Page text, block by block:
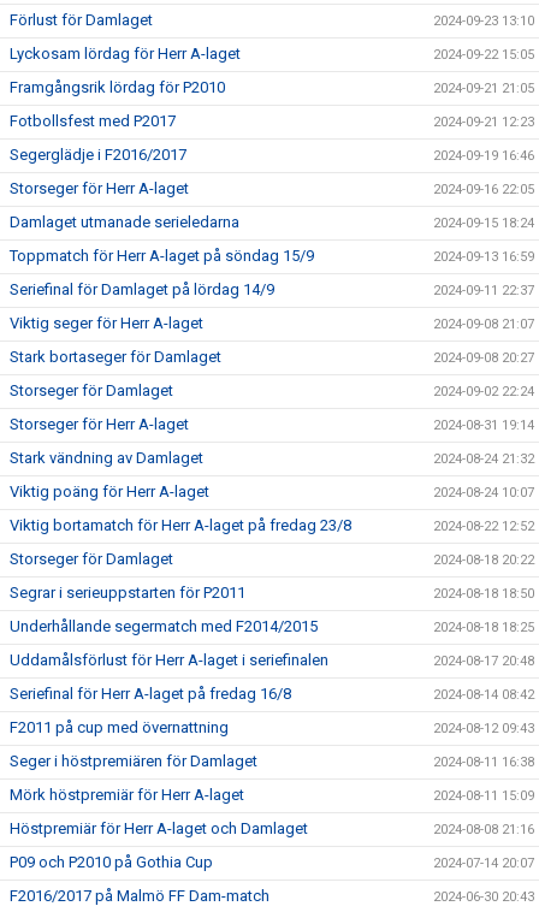
Förlust för Damlaget 2024-09-23 13:10
Lyckosam lördag för Herr A-laget 2024-09-22 15:05
Framgångsrik lördag för P2010 2024-09-21 21:05
Fotbollsfest med P2017 2024-09-21 12:23
Segerglädje i F2016/2017 2024-09-19 16:46
Storseger för Herr A-laget 2024-09-16 22:05
Damlaget utmanade serieledarna 2024-09-15 18:24
Toppmatch för Herr A-laget på söndag 15/9 2024-09-13 16:59
Seriefinal för Damlaget på lördag 14/9 2024-09-11 22:37
Viktig seger för Herr A-laget 2024-09-08 21:07
Stark bortaseger för Damlaget 2024-09-08 20:27
Storseger för Damlaget 2024-09-02 22:24
Storseger för Herr A-laget 2024-08-31 19:14
Stark vändning av Damlaget 2024-08-24 21:32
Viktig poäng för Herr A-laget 2024-08-24 10:07
Viktig bortamatch för Herr A-laget på fredag 23/8 2024-08-22 12:52
Storseger för Damlaget 2024-08-18 20:22
Segrar i serieuppstarten för P2011 2024-08-18 18:50
Underhållande segermatch med F2014/2015 2024-08-18 18:25
Uddamålsförlust för Herr A-laget i seriefinalen 2024-08-17 20:48
Seriefinal för Herr A-laget på fredag 16/8 2024-08-14 08:42
F2011 på cup med övernattning 2024-08-12 09:43
Seger i höstpremiären för Damlaget 2024-08-11 16:38
Mörk höstpremiär för Herr A-laget 2024-08-11 15:09
Höstpremiär för Herr A-laget och Damlaget 2024-08-08 21:16
P09 och P2010 på Gothia Cup 2024-07-14 20:07
F2016/2017 på Malmö FF Dam-match 2024-06-30 20:43